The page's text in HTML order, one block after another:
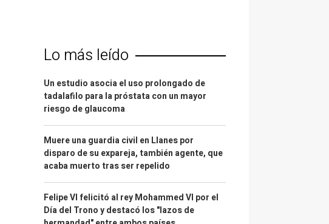
Lo más leído
Un estudio asocia el uso prolongado de
tadalafilo para la próstata con un mayor
riesgo de glaucoma
Muere una guardia civil en Llanes por
disparo de su expareja, también agente, que
acaba muerto tras ser repelido
Felipe VI felicitó al rey Mohammed VI por el
Día del Trono y destacó los "lazos de